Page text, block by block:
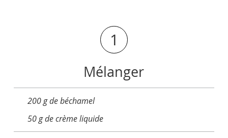
1
Mélanger
200 g de béchamel
50 g de crème liquide